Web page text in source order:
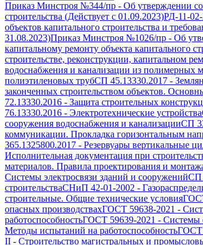
Приказ Минстроя №344/пр - Об утверждении
строительства (Действует с 01.09.2023)РД-11-
объектов капитального строительства и
31.08.2023)Приказ Минстроя №1026/пр - Об
капитальному ремонту объекта капитального
строительстве, реконструкции, капитальном
водоснабжения и канализации из полимерных
полиэтиленовых трубСП 45.13330.2017 -
законченных строительством объектов.
72.13330.2016 - Защита строительных
76.13330.2016 - Электротехнические устройства
сооружения водоснабжения и канализацииСП
коммуникации. Прокладка горизонтальным
365.1325800.2017 - Резервуары вертикальные
Исполнительная документация при
материалов. Правила проектирования и
Системы электросвязи зданий и сооруженийСП
строительстваСНиП 42-01-2002 -
строительные. Общие технические условия
опасных производствахГОСТ 59638-2021 -
работоспособностьГОСТ 59639-2021 - Системы
Методы испытаний на работоспособностьГОСТ
II - Строительство магистральных и